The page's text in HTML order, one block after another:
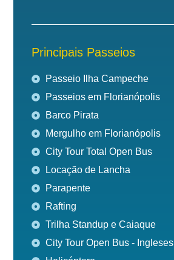
Principais Passeios
Passeio Ilha Campeche
Passeios em Florianópolis
Barco Pirata
Mergulho em Florianópolis
City Tour Total Open Bus
Locação de Lancha
Parapente
Rafting
Trilha Standup e Caiaque
City Tour Open Bus - Ingleses